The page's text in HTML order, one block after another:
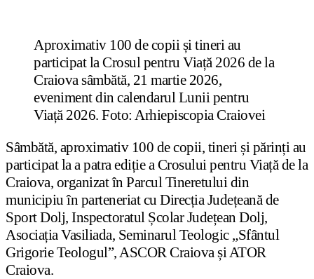
Aproximativ 100 de copii și tineri au
participat la Crosul pentru Viață 2026 de la
Craiova sâmbătă, 21 martie 2026,
eveniment din calendarul Lunii pentru
Viață 2026. Foto: Arhiepiscopia Craiovei
Sâmbătă, aproximativ 100 de copii, tineri și părinți au
participat la a patra ediție a Crosului pentru Viață de la
Craiova, organizat în Parcul Tineretului din
municipiu în parteneriat cu Direcția Județeană de
Sport Dolj, Inspectoratul Școlar Județean Dolj,
Asociația Vasiliada, Seminarul Teologic „Sfântul
Grigorie Teologul”, ASCOR Craiova și ATOR
Craiova.